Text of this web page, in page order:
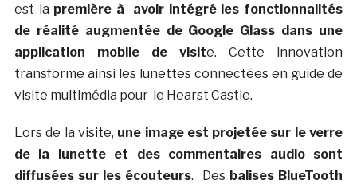
est la première à avoir intégré les fonctionnalités
de réalité augmentée de Google Glass dans une
application mobile de visite. Cette innovation
transforme ainsi les lunettes connectées en guide de
visite multimédia pour le Hearst Castle.
Lors de la visite, une image est projetée sur le verre
de la lunette et des commentaires audio sont
diffusées sur les écouteurs. Des balises BlueTooth